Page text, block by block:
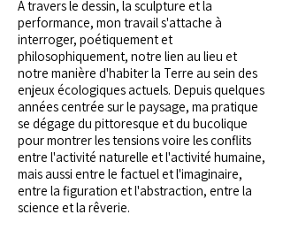
À travers le dessin, la sculpture et la
performance, mon travail s'attache à
interroger, poétiquement et
philosophiquement, notre lien au lieu et
notre manière d'habiter la Terre au sein des
enjeux écologiques actuels. Depuis quelques
années centrée sur le paysage, ma pratique
se dégage du pittoresque et du bucolique
pour montrer les tensions voire les conflits
entre l'activité naturelle et l'activité humaine,
mais aussi entre le factuel et l'imaginaire,
entre la figuration et l'abstraction, entre la
science et la rêverie.